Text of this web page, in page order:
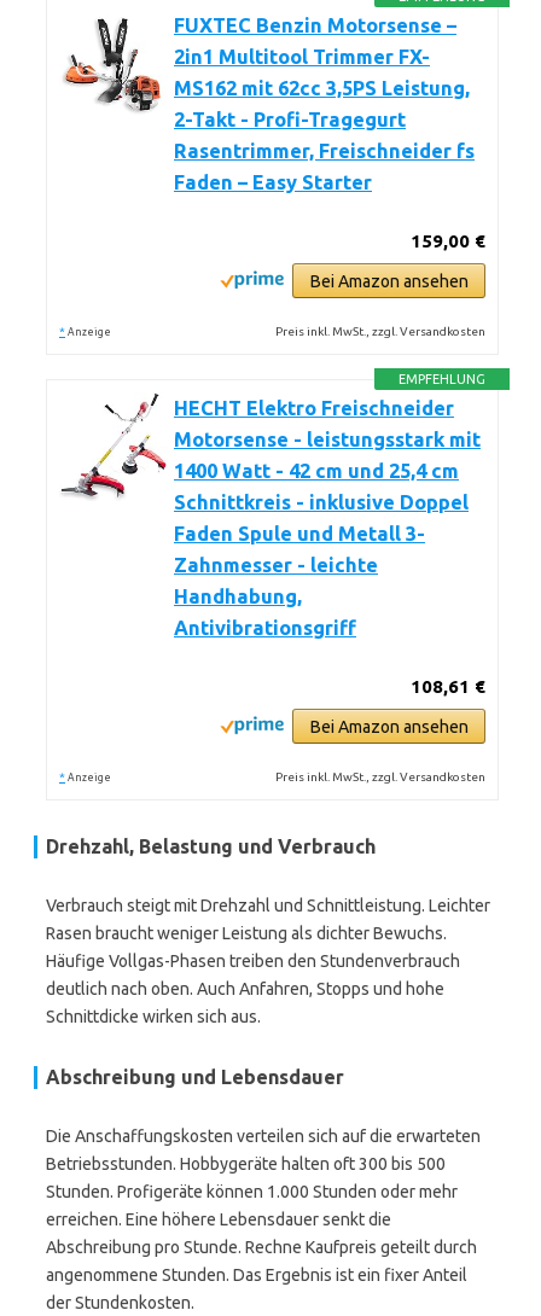
FUXTEC Benzin Motorsense –
2in1 Multitool Trimmer FX-
MS162 mit 62cc 3,5PS Leistung,
2-Takt - Profi-Tragegurt
Rasentrimmer, Freischneider fs
Faden – Easy Starter
159,00 €
Bei Amazon ansehen
* Anzeige Preis inkl. MwSt., zzgl. Versandkosten
EMPFEHLUNG
HECHT Elektro Freischneider
Motorsense - leistungsstark mit
1400 Watt - 42 cm und 25,4 cm
Schnittkreis - inklusive Doppel
Faden Spule und Metall 3-
Zahnmesser - leichte
Handhabung,
Antivibrationsgriff
108,61 €
Bei Amazon ansehen
* Anzeige Preis inkl. MwSt., zzgl. Versandkosten
Drehzahl, Belastung und Verbrauch
Verbrauch steigt mit Drehzahl und Schnittleistung. Leichter
Rasen braucht weniger Leistung als dichter Bewuchs.
Häufige Vollgas-Phasen treiben den Stundenverbrauch
deutlich nach oben. Auch Anfahren, Stopps und hohe
Schnittdicke wirken sich aus.
Abschreibung und Lebensdauer
Die Anschaffungskosten verteilen sich auf die erwarteten
Betriebsstunden. Hobbygeräte halten oft 300 bis 500
Stunden. Profigeräte können 1.000 Stunden oder mehr
erreichen. Eine höhere Lebensdauer senkt die
Abschreibung pro Stunde. Rechne Kaufpreis geteilt durch
angenommene Stunden. Das Ergebnis ist ein fixer Anteil
der Stundenkosten.